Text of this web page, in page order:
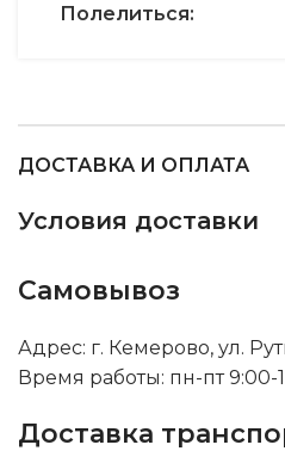
Полелиться:
ДОСТАВКА И ОПЛАТА
Условия доставки
Самовывоз
Адрес: г. Кемерово, ул.
Время работы: пн-пт 9:00-
Доставка